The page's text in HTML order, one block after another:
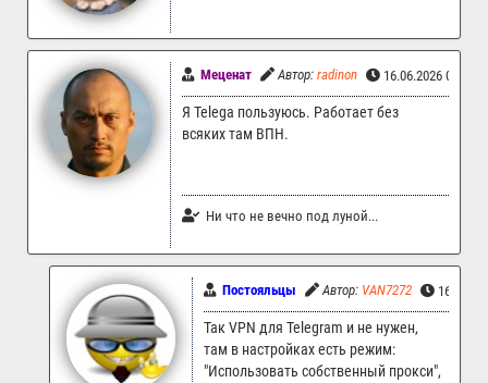
Меценат Автор: radinon 16.06.2026 00:41
Я Telega пользуюсь. Работает без
всяких там ВПН.
Ни что не вечно под луной...
Постояльцы Автор: VAN7272
Так VPN для Telegram и не нужен,
там в настройках есть режим:
"Использовать собственный прокси",